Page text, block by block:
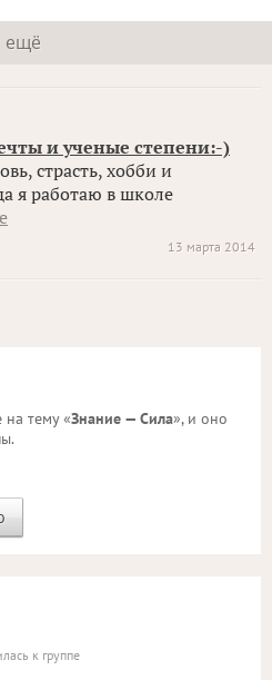
ещё
и ученые степени:-)
страсть, хобби и
я работаю в школе
13 марта 2014
тему «Знание — Сила», и оно
к группе